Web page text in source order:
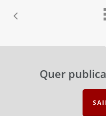
Quer